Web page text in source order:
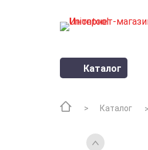
Каталог
Каталог